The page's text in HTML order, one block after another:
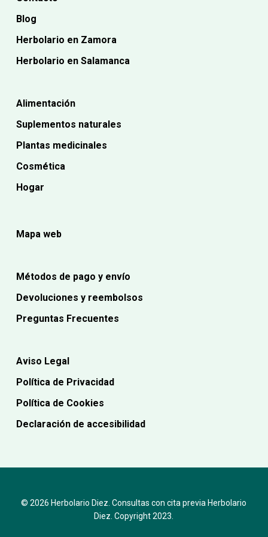
Blog
Herbolario en Zamora
Herbolario en Salamanca
Alimentación
Suplementos naturales
Plantas medicinales
Cosmética
Hogar
Mapa web
Métodos de pago y envío
Devoluciones y reembolsos
Preguntas Frecuentes
Aviso Legal
Política de Privacidad
Política de Cookies
Declaración de accesibilidad
© 2026 Herbolario Diez. Consultas con cita previa Herbolario
Diez. Copyright 2023.